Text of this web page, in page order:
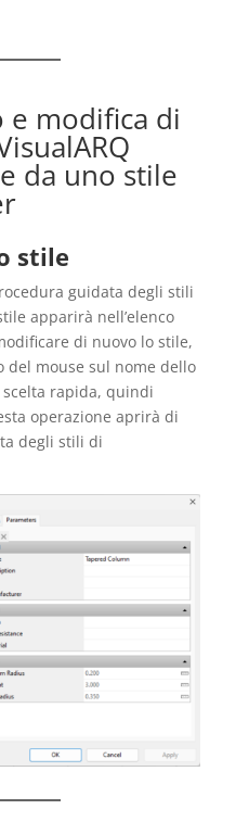
e modifica di
da uno stile
stile
guidata degli stili
apparirà nell’elenco
di nuovo lo stile,
del mouse sul nome dello
rapida, quindi
operazione aprirà di
degli stili di